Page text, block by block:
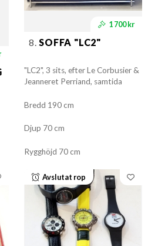
1 700 kr
8. SOFFA "LC2"
"LC2", 3 sits, efter Le Corbusier &
Jeanneret Perriand, samtida
Bredd 190 cm
Djup 70 cm
Rygghöjd 70 cm
Avslutat rop